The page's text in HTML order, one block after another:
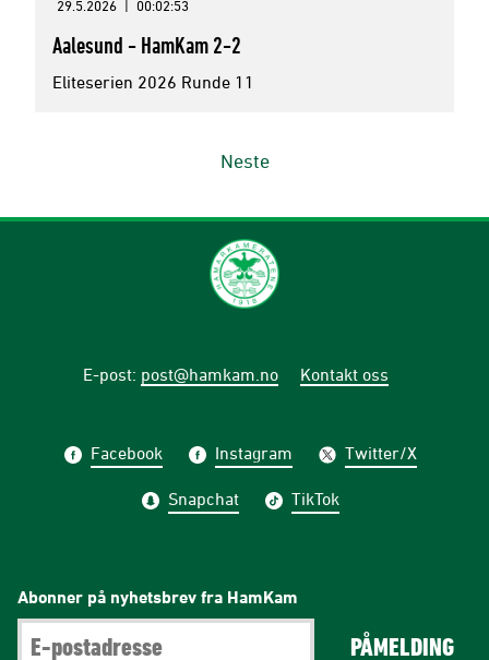
29.5.2026 | 00:02:53
Aalesund - HamKam 2-2
Eliteserien 2026 Runde 11
Neste
E-post: post@hamkam.no Kontakt oss
Facebook Instagram Twitter/X
Snapchat TikTok
Abonner på nyhetsbrev fra HamKam
PÅMELDING